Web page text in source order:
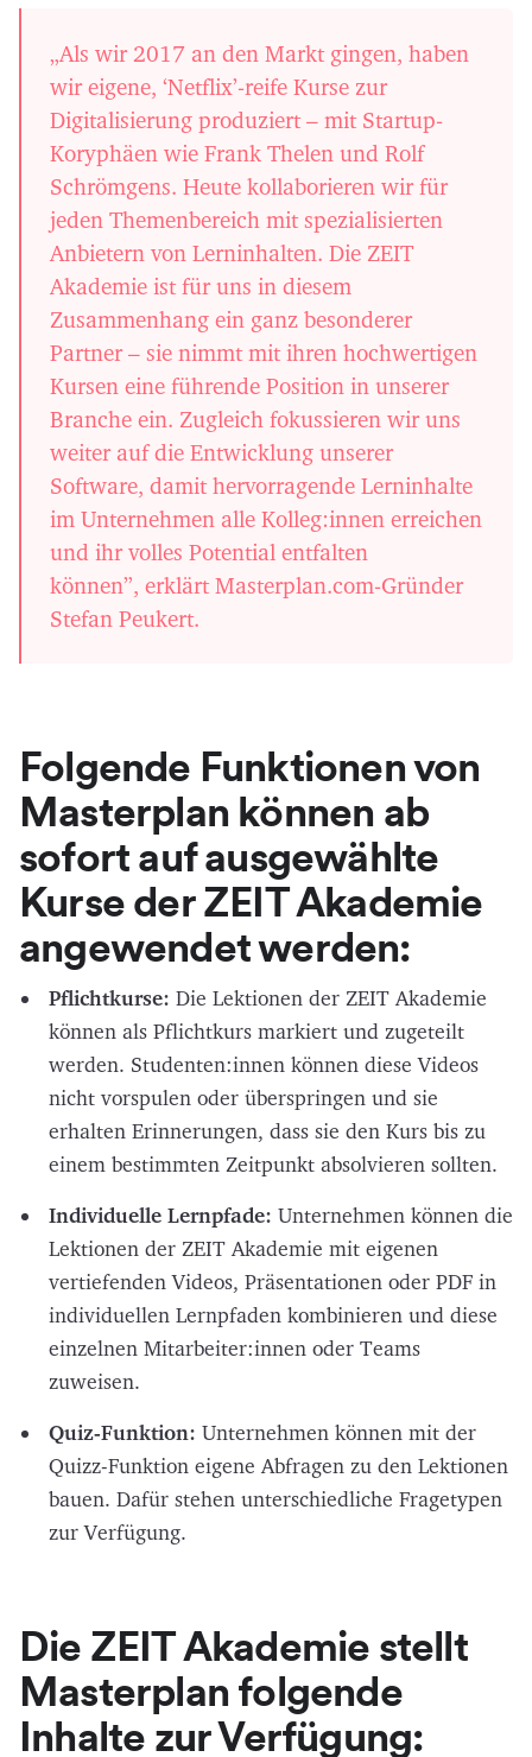
„Als wir 2017 an den Markt gingen, haben
wir eigene, ‘Netflix’-reife Kurse zur
Digitalisierung produziert – mit Startup-
Koryphäen wie Frank Thelen und Rolf
Schrömgens. Heute kollaborieren wir für
jeden Themenbereich mit spezialisierten
Anbietern von Lerninhalten. Die ZEIT
Akademie ist für uns in diesem
Zusammenhang ein ganz besonderer
Partner – sie nimmt mit ihren hochwertigen
Kursen eine führende Position in unserer
Branche ein. Zugleich fokussieren wir uns
weiter auf die Entwicklung unserer
Software, damit hervorragende Lerninhalte
im Unternehmen alle Kolleg:innen erreichen
und ihr volles Potential entfalten
können”, erklärt Masterplan.com-Gründer
Stefan Peukert.
Folgende Funktionen von
Masterplan können ab
sofort auf ausgewählte
Kurse der ZEIT Akademie
angewendet werden:
Pflichtkurse: Die Lektionen der ZEIT Akademie
können als Pflichtkurs markiert und zugeteilt
werden. Studenten:innen können diese Videos
nicht vorspulen oder überspringen und sie
erhalten Erinnerungen, dass sie den Kurs bis zu
einem bestimmten Zeitpunkt absolvieren sollten.
Individuelle Lernpfade: Unternehmen können die
Lektionen der ZEIT Akademie mit eigenen
vertiefenden Videos, Präsentationen oder PDF in
individuellen Lernpfaden kombinieren und diese
einzelnen Mitarbeiter:innen oder Teams
zuweisen.
Quiz-Funktion: Unternehmen können mit der
Quizz-Funktion eigene Abfragen zu den Lektionen
bauen. Dafür stehen unterschiedliche Fragetypen
zur Verfügung.
Die ZEIT Akademie stellt
Masterplan folgende
Inhalte zur Verfügung: